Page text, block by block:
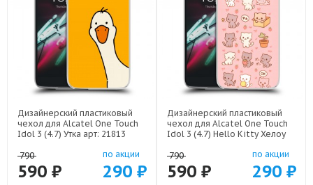
Дизайнерский пластиковый
чехол для Alcatel One Touch
Idol 3 (4.7) Утка арт: 21813
790
590 ₽
по акции
290 ₽
Дизайнерский пластиковый
чехол для Alcatel One Touch
Idol 3 (4.7) Hello Kitty Хелоу
790
590 ₽
по акции
290 ₽